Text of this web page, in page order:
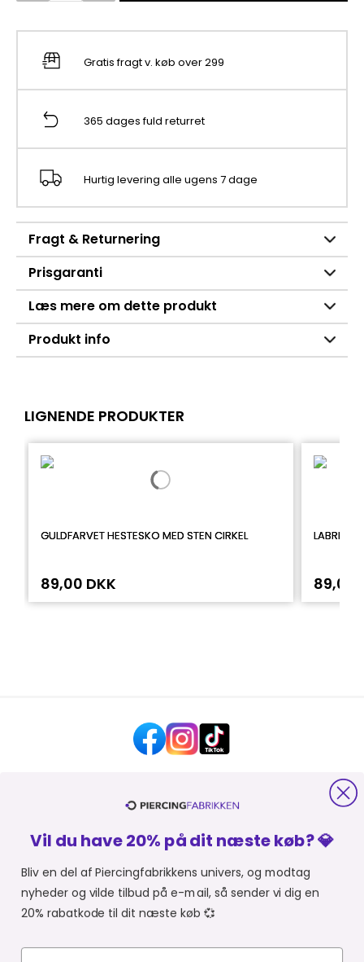
Gratis fragt v. køb over 299
365 dages fuld returret
Hurtig levering alle ugens 7 dage
Fragt & Returnering
Prisgaranti
Læs mere om dette produkt
Produkt info
LIGNENDE PRODUKTER
GULDFARVET HESTESKO MED STEN CIRKEL
89,00 DKK
LABRET
89,00
HJÆLP OG KONTAKT
MER FRA PIERCINGFABRIKKEN
SHOPPER FRA:Du er i
Vil du have 20% på dit næste køb? 💎
Bliv en del af Piercingfabrikkens univers, og modtag
nyheder og vilde tilbud på e-mail, så sender vi dig en
20% rabatkode til dit næste køb 💞